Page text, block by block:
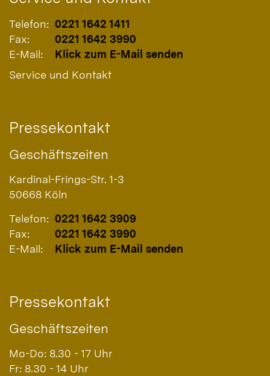
Telefon: 0221 1642 1411
Fax:
0221 1642 3990
E-Mail:
Klick zum E-Mail senden
Service und Kontakt
Pressekontakt
Geschäftszeiten
Kardinal-Frings-Str. 1-3
50668 Köln
Telefon: 0221 1642 3909
Fax:
0221 1642 3990
E-Mail:
Klick zum E-Mail senden
Pressekontakt
Geschäftszeiten
Mo-Do: 8.30 - 17 Uhr
Fr: 8.30 - 14 Uhr